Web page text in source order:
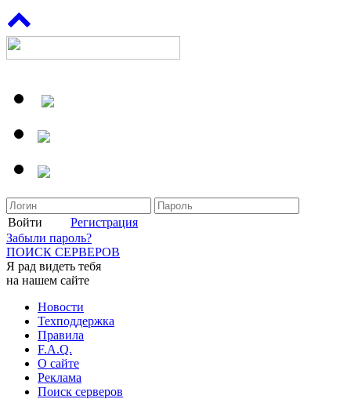
Войти
Регистрация
Забыли пароль?
ПОИСК СЕРВЕРОВ
Я рад видеть тебя
на нашем сайте
Новости
Техподдержка
Правила
F.A.Q.
О сайте
Реклама
Поиск серверов